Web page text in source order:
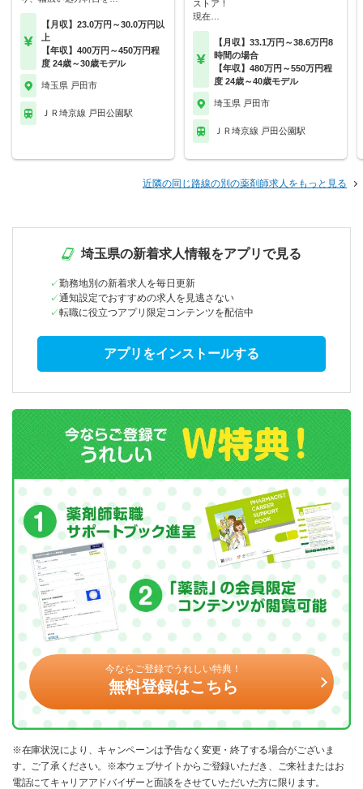
【月収】23.0万円～30.0万円以
上
【年収】400万円～450万円程
度 24歳～30歳モデル
埼玉県 戸田市
ＪＲ埼京線 戸田公園駅
ストア！
現在…
【月収】33.1万円～38.6万円8
時間の場合
【年収】480万円～550万円程
度 24歳～40歳モデル
埼玉県 戸田市
ＪＲ埼京線 戸田公園駅
近隣の同じ路線の別の薬剤師求人をもっと見る
埼玉県の新着求人情報をアプリで見る
勤務地別の新着求人を毎日更新
通知設定でおすすめの求人を見逃さない
転職に役立つアプリ限定コンテンツを配信中
アプリをインストールする
今ならご登録でうれしい特典！
無料登録はこちら
※在庫状況により、キャンペーンは予告なく変更・終了する場合がございま
す。ご了承ください。※本ウェブサイトからご登録いただき、ご来社またはお
電話にてキャリアアドバイザーと面談をさせていただいた方に限ります。